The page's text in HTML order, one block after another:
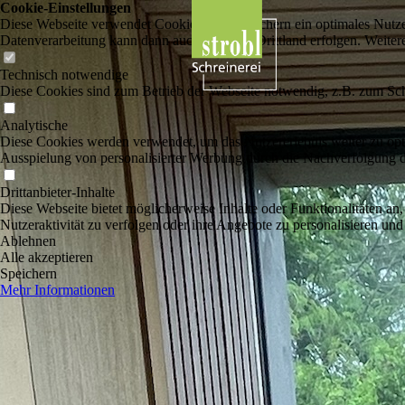
Cookie-Einstellungen
Diese Webseite verwendet Cookies, um Besuchern ein optimales
Datenverarbeitung kann dann auch in einem Drittland erfolgen.
Technisch notwendige
Diese Cookies sind zum Betrieb der Webseite notwendig, z.B. zum
Analytische
Diese Cookies werden verwendet, um das Nutzererlebnis weiter zu
Ausspielung von personalisierter Werbung durch die Nachverfolgung
Drittanbieter-Inhalte
Diese Webseite bietet möglicherweise Inhalte oder Funktionalitäten
Nutzeraktivität zu verfolgen oder ihre Angebote zu personalisieren
Ablehnen
Alle akzeptieren
Speichern
Mehr Informationen